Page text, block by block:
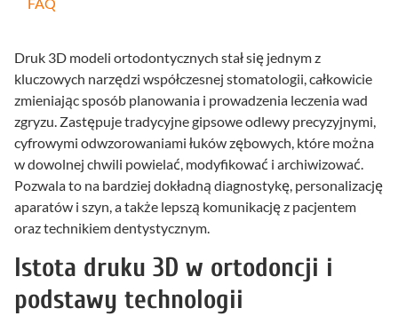
Druk 3D modeli ortodontycznych stał się jednym z
kluczowych narzędzi współczesnej stomatologii, całkowicie
zmieniając sposób planowania i prowadzenia leczenia wad
zgryzu. Zastępuje tradycyjne gipsowe odlewy precyzyjnymi,
cyfrowymi odwzorowaniami łuków zębowych, które można
w dowolnej chwili powielać, modyfikować i archiwizować.
Pozwala to na bardziej dokładną diagnostykę, personalizację
aparatów i szyn, a także lepszą komunikację z pacjentem
oraz technikiem dentystycznym.
Istota druku 3D w ortodoncji i
podstawy technologii